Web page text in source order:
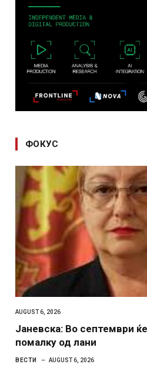
ФОКУС
AUGUST 6, 2026
Јаневска: Во септември
помалку од лани
ВЕСТИ AUGUST 6, 2026